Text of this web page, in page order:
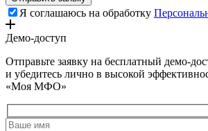
Я соглашаюсь на обработку
Демо-доступ
Отправьте заявку на бесплатный демо-
и убедитесь лично в высокой
«Моя МФО»